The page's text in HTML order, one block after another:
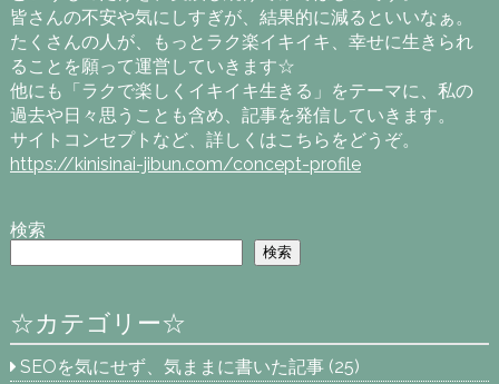
皆さんの不安や気にしすぎが、結果的に減るといいなぁ。
たくさんの人が、もっとラク楽イキイキ、幸せに生きられ
ることを願って運営していきます☆
他にも「ラクで楽しくイキイキ生きる」をテーマに、私の
過去や日々思うことも含め、記事を発信していきます。
サイトコンセプトなど、詳しくはこちらをどうぞ。
https://kinisinai-jibun.com/concept-profile
検索
検索
☆カテゴリー☆
SEOを気にせず、気ままに書いた記事 (25)